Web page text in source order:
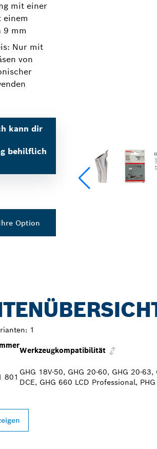
mit einer
einem
9 mm
Nur mit
von
kann dir
behilflich
Option
1
Werkzeugkompatibilität
801
GHG 18V-50, GHG 20-60, GHG 20-
DCE, GHG 660 LCD Professional,